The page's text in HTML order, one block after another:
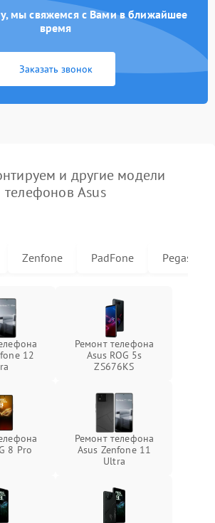
мы свяжемся с Вами в ближайшее
время
Заказать звонок
и другие модели
телефонов Asus
Zenfone PadFone Pegasus
12
Ремонт телефона
Asus ROG 5s
ZS676KS
8 Pro
Ремонт телефона
Asus Zenfone 11
Ultra